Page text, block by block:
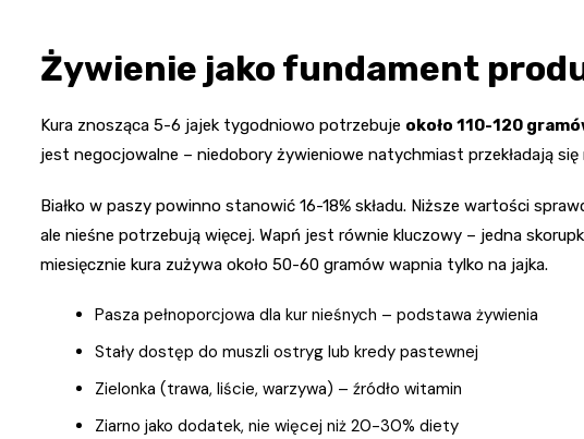
Żywienie jako fundament
Kura znosząca 5-6 jajek tygodniowo potrzebuje około 110-120
jest negocjowalne – niedobory żywieniowe natychmiast przekładają
Białko w paszy powinno stanowić 16-18% składu. Niższe wartości
ale nieśne potrzebują więcej. Wapń jest równie kluczowy – jedna
miesięcznie kura zużywa około 50-60 gramów wapnia tylko na jajka.
Pasza pełnoporcjowa dla kur nieśnych – podstawa żywienia
Stały dostęp do muszli ostryg lub kredy pastewnej
Zielonka (trawa, liście, warzywa) – źródło witamin
Ziarno jako dodatek, nie więcej niż 20-30% diety